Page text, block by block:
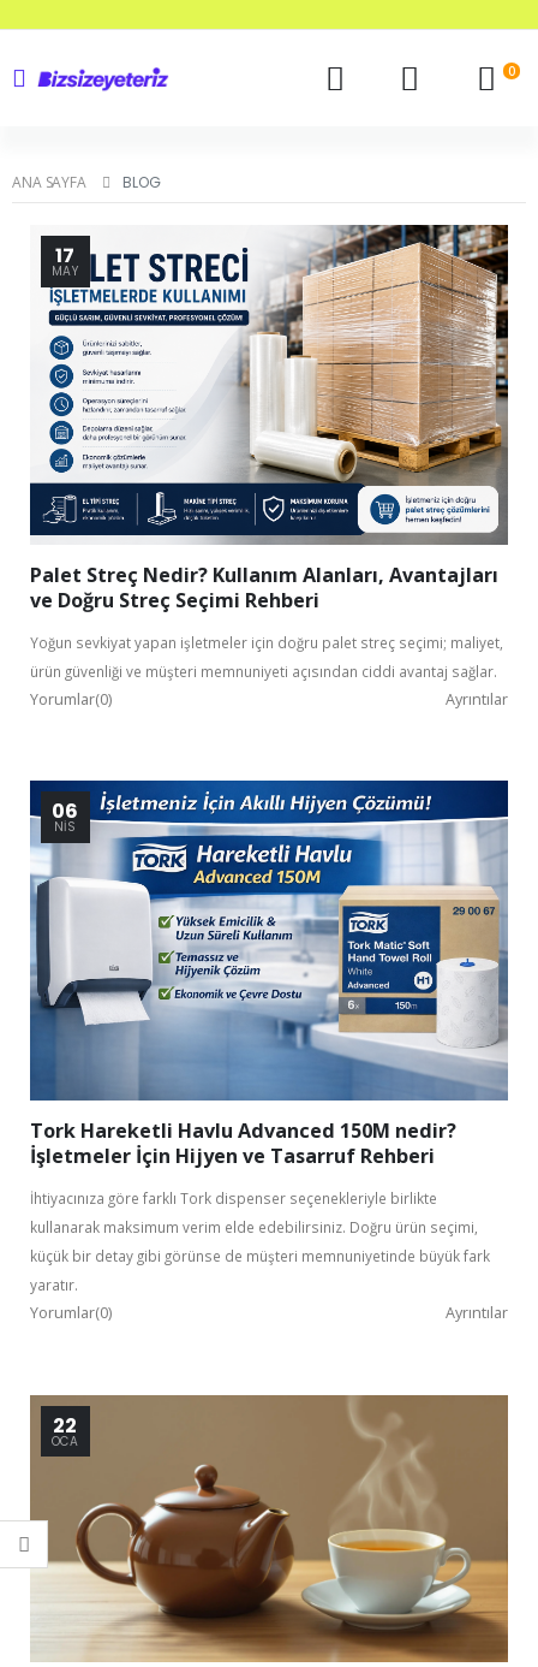
0
ANA SAYFA BLOG
17
MAY
Palet Streç Nedir? Kullanım Alanları, Avantajları
ve Doğru Streç Seçimi Rehberi
Yoğun sevkiyat yapan işletmeler için doğru palet streç seçimi; maliyet,
ürün güvenliği ve müşteri memnuniyeti açısından ciddi avantaj sağlar.
Yorumlar(0) Ayrıntılar
06
NIS
Tork Hareketli Havlu Advanced 150M nedir?
İşletmeler İçin Hijyen ve Tasarruf Rehberi
İhtiyacınıza göre farklı Tork dispenser seçenekleriyle birlikte
kullanarak maksimum verim elde edebilirsiniz. Doğru ürün seçimi,
küçük bir detay gibi görünse de müşteri memnuniyetinde büyük fark
yaratır.
Yorumlar(0) Ayrıntılar
22
OCA